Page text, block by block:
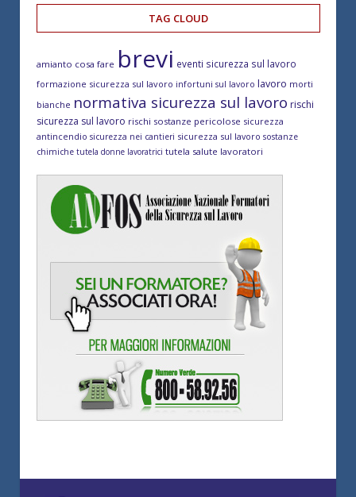
TAG CLOUD
amianto cosa fare brevi eventi sicurezza sul lavoro
formazione sicurezza sul lavoro infortuni sul lavoro lavoro morti
bianche normativa sicurezza sul lavoro rischi
sicurezza sul lavoro rischi sostanze pericolose sicurezza
antincendio sicurezza nei cantieri sicurezza sul lavoro sostanze
chimiche tutela donne lavoratrici tutela salute lavoratori